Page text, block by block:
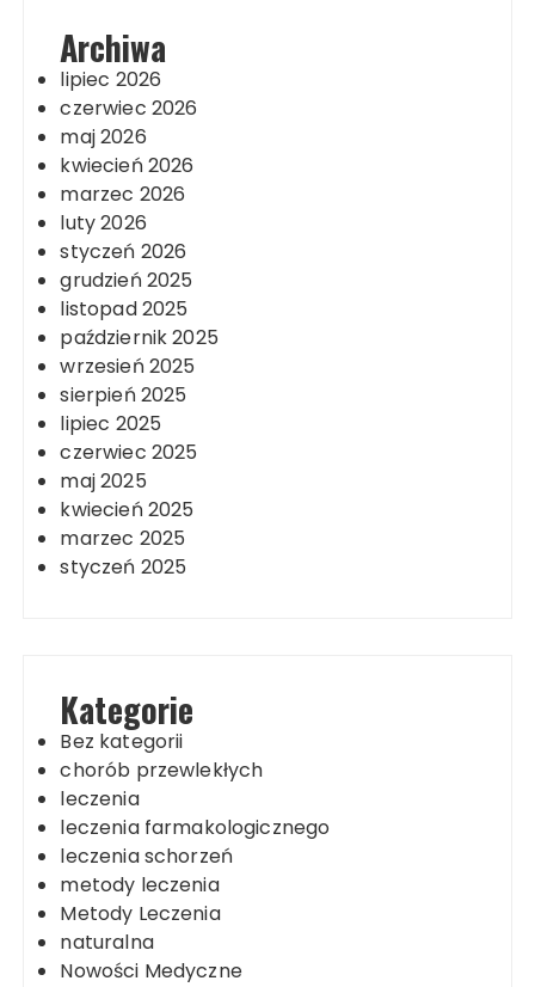
Archiwa
lipiec 2026
czerwiec 2026
maj 2026
kwiecień 2026
marzec 2026
luty 2026
styczeń 2026
grudzień 2025
listopad 2025
październik 2025
wrzesień 2025
sierpień 2025
lipiec 2025
czerwiec 2025
maj 2025
kwiecień 2025
marzec 2025
styczeń 2025
Kategorie
Bez kategorii
chorób przewlekłych
leczenia
leczenia farmakologicznego
leczenia schorzeń
metody leczenia
Metody Leczenia
naturalna
Nowości Medyczne